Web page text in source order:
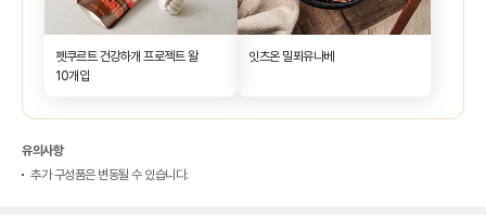
펫쿠르트 건강하개 프로젝트 왈
10개입
잇츠온 밀푀유나베
유의사항
추가 구성품은 변동될 수 있습니다.